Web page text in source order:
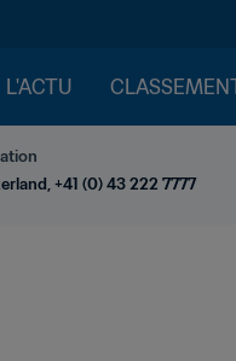
L'ACTU
+41 (0) 43 222 7777